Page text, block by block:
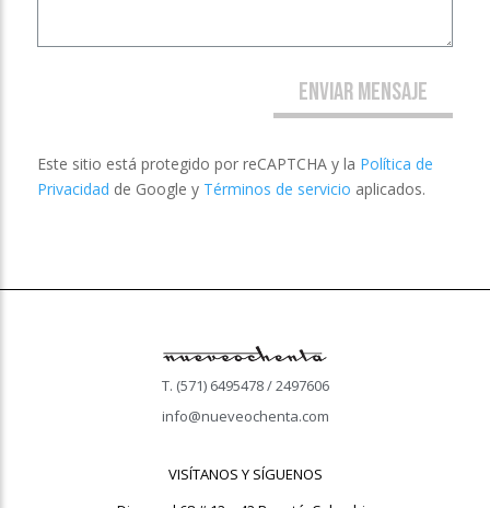
ENVIAR MENSAJE
Este sitio está protegido por reCAPTCHA y la Política de
Privacidad de Google y Términos de servicio aplicados.
T. (571) 6495478 / 2497606
info@nueveochenta.com
VISÍTANOS Y SÍGUENOS